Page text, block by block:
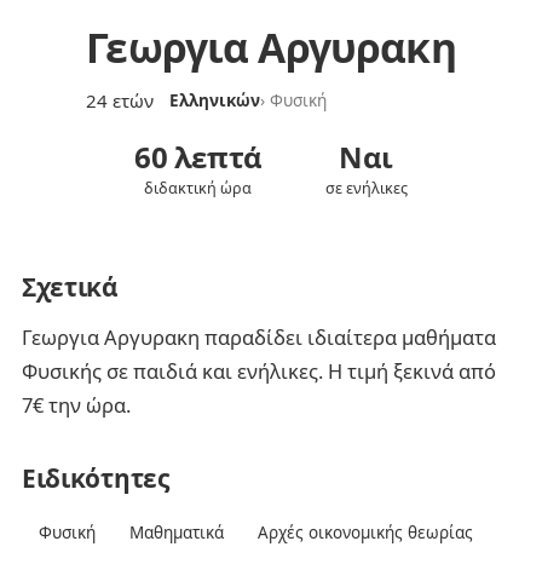
Γεωργια Αργυρακη
24 ετών Ελληνικών› Φυσική
60 λεπτά
διδακτική ώρα
Ναι
σε ενήλικες
Σχετικά
Γεωργια Αργυρακη παραδίδει ιδιαίτερα μαθήματα
Φυσικής σε παιδιά και ενήλικες. Η τιμή ξεκινά από
7€ την ώρα.
Ειδικότητες
Φυσική Μαθηματικά
Αρχές οικονομικής θεωρίας